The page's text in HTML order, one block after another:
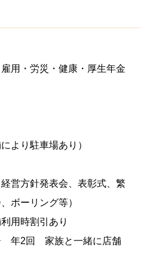
雇用・労災・健康・厚生年金
より駐車場あり）
経営方針発表会、表彰式、繁
ボーリング等）
用時割引あり
年2回 家族と一緒に店舗